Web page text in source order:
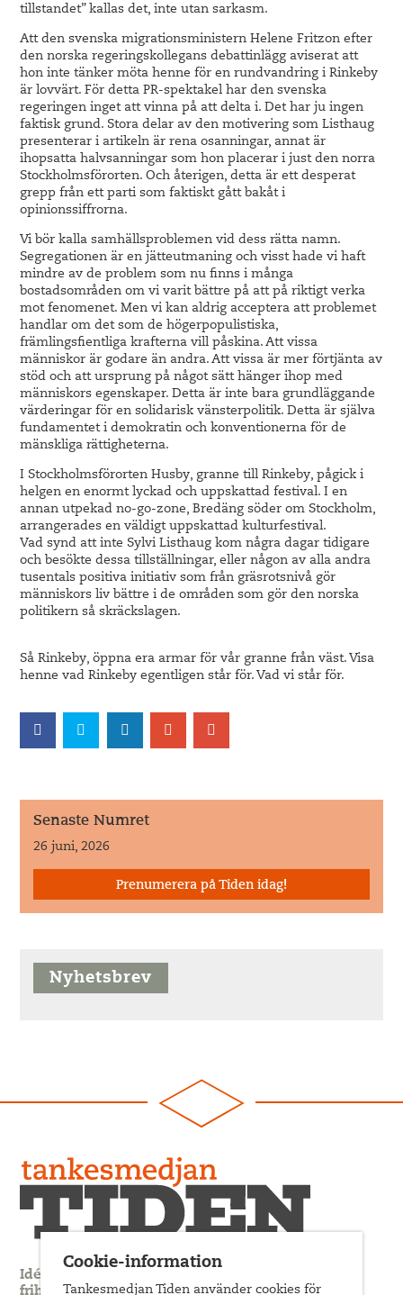
tillstandet” kallas det, inte utan sarkasm.
Att den svenska migrationsministern Helene Fritzon efter
den norska regeringskollegans debattinlägg aviserat att
hon inte tänker möta henne för en rundvandring i Rinkeby
är lovvärt. För detta PR-spektakel har den svenska
regeringen inget att vinna på att delta i. Det har ju ingen
faktisk grund. Stora delar av den motivering som Listhaug
presenterar i artikeln är rena osanningar, annat är
ihopsatta halvsanningar som hon placerar i just den norra
Stockholmsförorten. Och återigen, detta är ett desperat
grepp från ett parti som faktiskt gått bakåt i
opinionssiffrorna.
Vi bör kalla samhällsproblemen vid dess rätta namn.
Segregationen är en jätteutmaning och visst hade vi haft
mindre av de problem som nu finns i många
bostadsområden om vi varit bättre på att på riktigt verka
mot fenomenet. Men vi kan aldrig acceptera att problemet
handlar om det som de högerpopulistiska,
främlingsfientliga krafterna vill påskina. Att vissa
människor är godare än andra. Att vissa är mer förtjänta av
stöd och att ursprung på något sätt hänger ihop med
människors egenskaper. Detta är inte bara grundläggande
värderingar för en solidarisk vänsterpolitik. Detta är själva
fundamentet i demokratin och konventionerna för de
mänskliga rättigheterna.
I Stockholmsförorten Husby, granne till Rinkeby, pågick i
helgen en enormt lyckad och uppskattad festival. I en
annan utpekad no-go-zone, Bredäng söder om Stockholm,
arrangerades en väldigt uppskattad kulturfestival.
Vad synd att inte Sylvi Listhaug kom några dagar tidigare
och besökte dessa tillställningar, eller någon av alla andra
tusentals positiva initiativ som från gräsrotsnivå gör
människors liv bättre i de områden som gör den norska
politikern så skräckslagen.
Så Rinkeby, öppna era armar för vår granne från väst. Visa
henne vad Rinkeby egentligen står för. Vad vi står för.
Senaste Numret
26 juni, 2026
Prenumerera på Tiden idag!
Nyhetsbrev
Idédebatt och analys som förnyar arbetarrörelsens
frihets- och jämlikhetssträvan
Cookie-information
Tankesmedjan Tiden använder cookies för